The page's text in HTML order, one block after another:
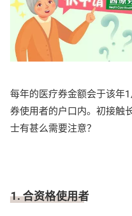
每年的医疗券金额会于该年
券使用者的户口内。初接触
士有甚么需要注意？
1. 合资格使用者